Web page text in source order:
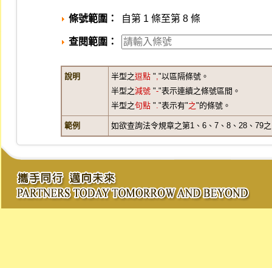
條號範圍： 自第 1 條至第 8 條
查閱範圍：
說明 半型之逗點 ","以區隔條號。
半型之減號 "-"表示連續之條號區間。
半型之句點 "."表示有"之"的條號。
範例 如欲查詢法令規章之第1、6、7、8、28、79